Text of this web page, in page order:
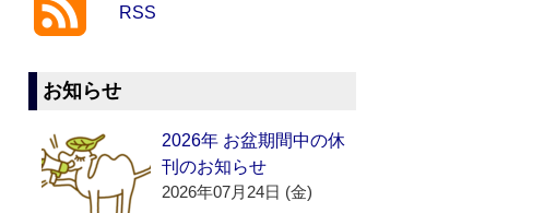
RSS
お知らせ
2026年 お盆期間中の休
刊のお知らせ
2026年07月24日 (金)